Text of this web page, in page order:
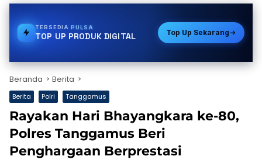
TERSEDIATOKEN PLN
TOP UP PRODUK DIGITAL Top Up Sekarang
Beranda Berita
Berita Polri Tanggamus
Rayakan Hari Bhayangkara ke-80,
Polres Tanggamus Beri
Penghargaan Berprestasi